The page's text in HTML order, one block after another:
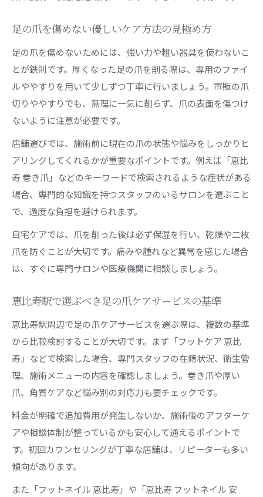
足の爪を傷めない優しいケア方法の見極め方
足の爪を傷めないためには、強い力や粗い器具を使わないこ
とが鉄則です。厚くなった足の爪を削る際は、専用のファイ
ルややすりを用いて少しずつ丁寧に行いましょう。市販の爪
切りややすりでも、無理に一気に削らず、爪の表面を傷つけ
ないように注意が必要です。
店舗選びでは、施術前に現在の爪の状態や悩みをしっかりヒ
アリングしてくれるかが重要なポイントです。例えば「恵比
寿 巻き爪」などのキーワードで検索されるような症状がある
場合、専門的な知識を持つスタッフのいるサロンを選ぶこと
で、過度な負担を避けられます。
自宅ケアでは、爪を削った後は必ず保湿を行い、乾燥や二枚
爪を防ぐことが大切です。痛みや腫れなど異常を感じた場合
は、すぐに専門サロンや医療機関に相談しましょう。
恵比寿駅で選ぶべき足の爪ケアサービスの基準
恵比寿駅周辺で足の爪ケアサービスを選ぶ際は、複数の基準
から比較検討することが大切です。まず「フットケア 恵比
寿」などで検索した場合、専門スタッフの在籍状況、衛生管
理、施術メニューの内容を確認しましょう。巻き爪や厚い
爪、角質ケアなど悩み別の対応力も要チェックです。
料金が明確で追加費用が発生しないか、施術後のアフターケ
アや相談体制が整っているかも安心して通えるポイントで
す。初回カウンセリングが丁寧な店舗は、リピーターも多い
傾向があります。
また「フットネイル 恵比寿」や「恵比寿 フットネイル 安